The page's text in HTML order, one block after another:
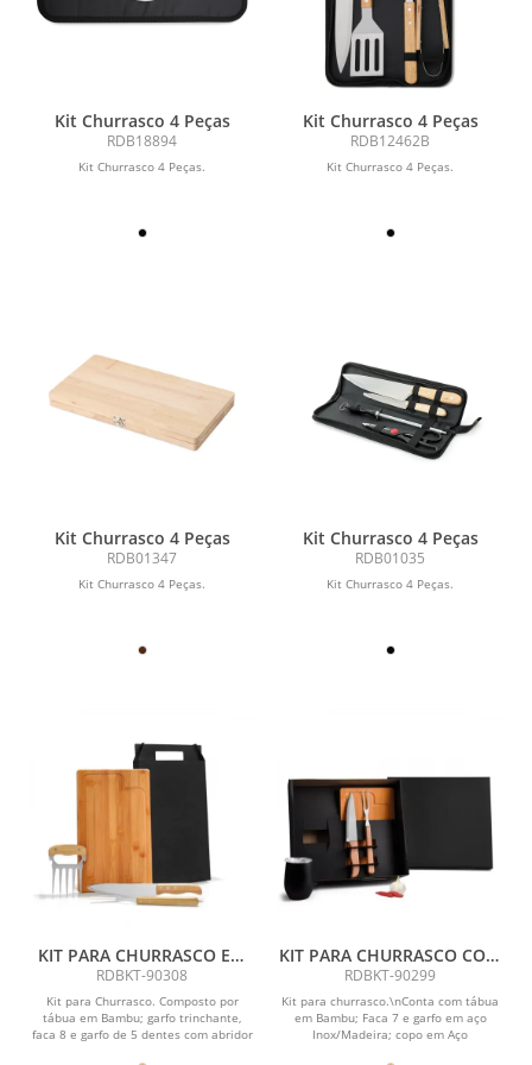
Kit Churrasco 4 Peças
RDB18894
Kit Churrasco 4 Peças.
Kit Churrasco 4 Peças
RDB12462B
Kit Churrasco 4 Peças.
Kit Churrasco 4 Peças
RDB01347
Kit Churrasco 4 Peças.
Kit Churrasco 4 Peças
RDB01035
Kit Churrasco 4 Peças.
KIT PARA CHURRASCO EM
BAMBU / MADEIRA / INOX -
4 PÇS
RDBKT-90308
Kit para Churrasco. Composto por
tábua em Bambu; garfo trinchante,
faca 8 e garfo de 5 dentes com abridor
KIT PARA CHURRASCO COM
COPO TÉRMICO - 4 PÇS
RDBKT-90299
Kit para churrasco.\nConta com tábua
em Bambu; Faca 7 e garfo em aço
Inox/Madeira; copo em Aço